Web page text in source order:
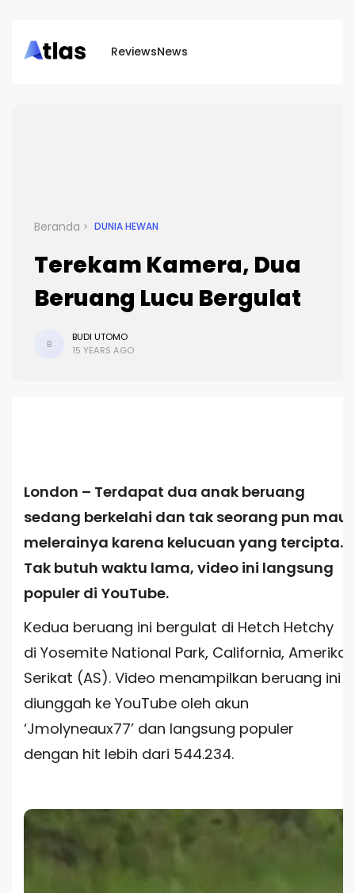
ReviewsNews
Beranda DUNIA HEWAN
Terekam Kamera, Dua
Beruang Lucu Bergulat
B
BUDI UTOMO
15 YEARS AGO
London – Terdapat dua anak beruang
sedang berkelahi dan tak seorang pun mau
melerainya karena kelucuan yang tercipta.
Tak butuh waktu lama, video ini langsung
populer di YouTube.
Kedua beruang ini bergulat di Hetch Hetchy
di Yosemite National Park, California, Amerika
Serikat (AS). Video menampilkan beruang ini
diunggah ke YouTube oleh akun
‘Jmolyneaux77’ dan langsung populer
dengan hit lebih dari 544.234.